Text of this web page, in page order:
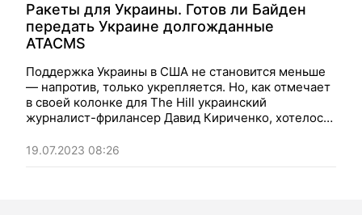
Ракеты для Украины. Готов ли Байден
передать Украине долгожданные
ATACMS
Поддержка Украины в США не становится меньше
— напротив, только укрепляется. Но, как отмечает
в своей колонке для The Hill украинский
журналист-фрилансер Давид Кириченко, хотелось
администрации страны.
19.07.2023 08:26